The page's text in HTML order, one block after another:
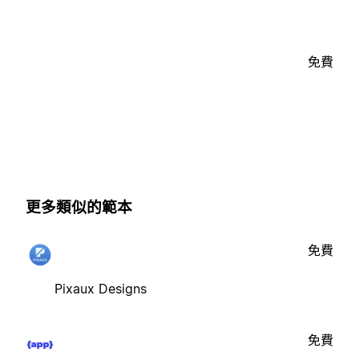
免費
更多類似的範本
Pixaux Designs
免費
免費